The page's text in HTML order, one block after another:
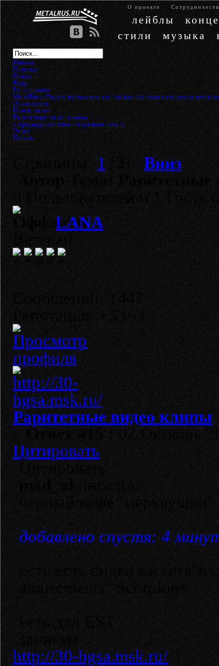
О проекте
лейблы
стили
музыка
Начало
Помощь
Поиск
Вход
Регистрация
MetalRus - Форум музыкального сообщества тяжелого рока и металла
Объявления»
Поиск видео»
Раритетные видео клипы
« предыдущая тема следующая тема »
Ответ
Печать
Страницы:1[2]Вниз
АвторТема: Раритетные
0 Пользователей и 1 Гость
LANA
Ветеран
Сообщений: 1447
Репутация: +53/-4
Раритетные видео клипы
«Ответ #15 :02 Октябрь
Цитировать
Цитировать
mad_alписал(а):
черный кофе "церквушки"
добавлено спустя: 4
есть есть видео
amusements" Scorpions
есть двд EST
Записан
http://30-hgsa.msk.ru/